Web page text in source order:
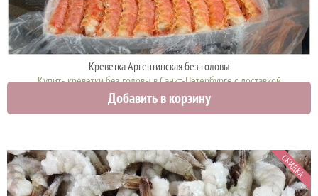
Креветка Аргентинская без головы
Купить креветки без головы в Санкт-Петербурге с доставкой
3150 руб.
Добавить в корзину
СКИДКА